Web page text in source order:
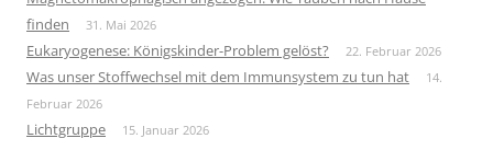
finden
31. Mai 2026
Eukaryogenese: Königskinder-Problem gelöst? 22. Februar 2026
Was unser Stoffwechsel mit dem Immunsystem zu tun hat
14.
Februar 2026
Lichtgruppe 15. Januar 2026